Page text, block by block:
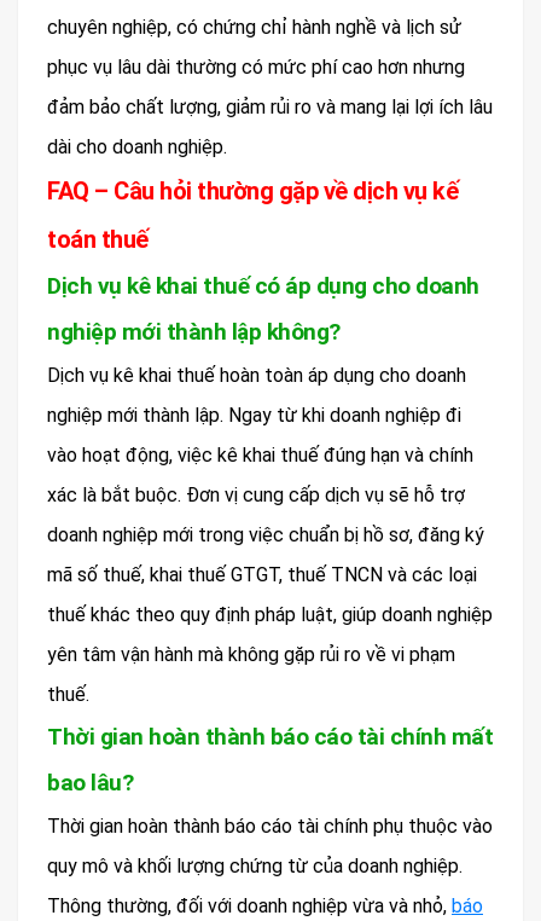
chuyên nghiệp, có chứng chỉ hành nghề và lịch sử
phục vụ lâu dài thường có mức phí cao hơn nhưng
đảm bảo chất lượng, giảm rủi ro và mang lại lợi ích lâu
dài cho doanh nghiệp.
FAQ – Câu hỏi thường gặp về dịch vụ kế
toán thuế
Dịch vụ kê khai thuế có áp dụng cho doanh
nghiệp mới thành lập không?
Dịch vụ kê khai thuế hoàn toàn áp dụng cho doanh
nghiệp mới thành lập. Ngay từ khi doanh nghiệp đi
vào hoạt động, việc kê khai thuế đúng hạn và chính
xác là bắt buộc. Đơn vị cung cấp dịch vụ sẽ hỗ trợ
doanh nghiệp mới trong việc chuẩn bị hồ sơ, đăng ký
mã số thuế, khai thuế GTGT, thuế TNCN và các loại
thuế khác theo quy định pháp luật, giúp doanh nghiệp
yên tâm vận hành mà không gặp rủi ro về vi phạm
thuế.
Thời gian hoàn thành báo cáo tài chính mất
bao lâu?
Thời gian hoàn thành báo cáo tài chính phụ thuộc vào
quy mô và khối lượng chứng từ của doanh nghiệp.
Thông thường, đối với doanh nghiệp vừa và nhỏ, báo